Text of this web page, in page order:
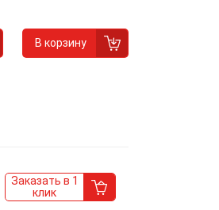
В корзину
Заказать в 1
клик